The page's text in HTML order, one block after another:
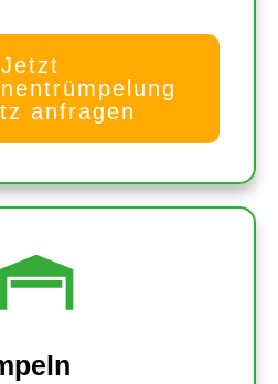
Jetzt
anfragen